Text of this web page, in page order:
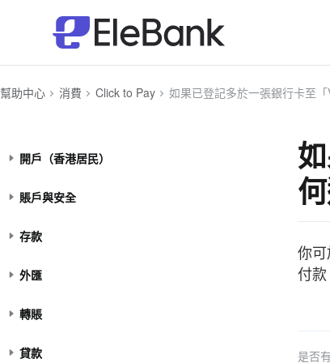
幫助中心 消費 Click to Pay 如果已登記多於一張銀行卡至「Visa Click to Pay」
開戶（香港居民）
賬戶與安全
存款
外匯
轉賬
貸款
你
付款
是否